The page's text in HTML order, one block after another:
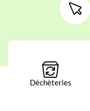
Déchèteries